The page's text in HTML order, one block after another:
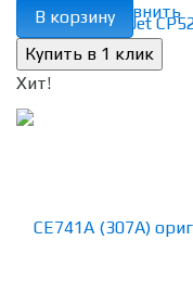
избранное сравнить
В корзину
Хит!